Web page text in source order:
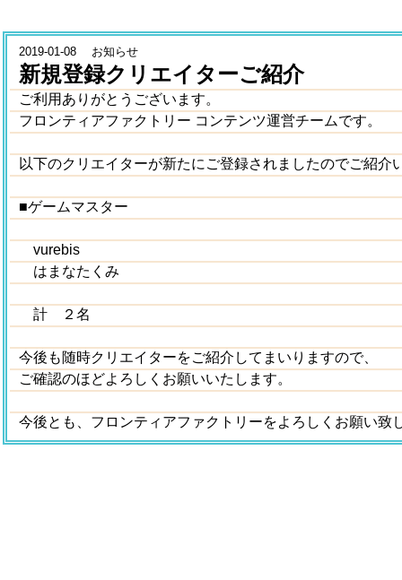
2019-01-08 お知らせ
新規登録クリエイターご紹介
ご利用ありがとうございます。
フロンティアファクトリー コンテンツ運営チームです。
以下のクリエイターが新たにご登録されましたのでご紹介
■ゲームマスター
vurebis
はまなたくみ
計 ２名
今後も随時クリエイターをご紹介してまいりますので、
ご確認のほどよろしくお願いいたします。
今後とも、フロンティアファクトリーをよろしくお願い致